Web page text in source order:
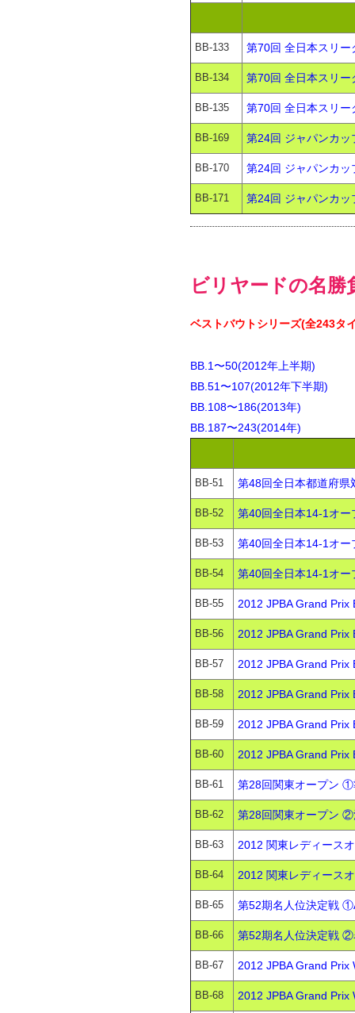
BB-133 第70回 全日本スリ
BB-134 第70回 全日本スリ
BB-135 第70回 全日本スリ
BB-169 第24回 ジャパンカ
BB-170 第24回 ジャパンカ
BB-171 第24回 ジャパンカ
ビリヤードの名勝
ベストバウトシリーズ(全243タ
BB.1〜50(2012年上半期)
BB.51〜107(2012年下半期)
BB.108〜186(2013年)
BB.187〜243(2014年)
BB-51 第48回全日本都道府
BB-52 第40回全日本14-1オ
BB-53 第40回全日本14-1オ
BB-54 第40回全日本14-1オ
BB-55 2012 JPBA Grand
BB-56 2012 JPBA Grand
BB-57 2012 JPBA Grand
BB-58 2012 JPBA Grand
BB-59 2012 JPBA Grand
BB-60 2012 JPBA Grand
BB-61 第28回関東オープン
BB-62 第28回関東オープン
BB-63 2012 関東レディース
BB-64 2012 関東レディース
BB-65 第52期名人位決定戦
BB-66 第52期名人位決定戦
BB-67 2012 JPBA Grand
BB-68 2012 JPBA Grand